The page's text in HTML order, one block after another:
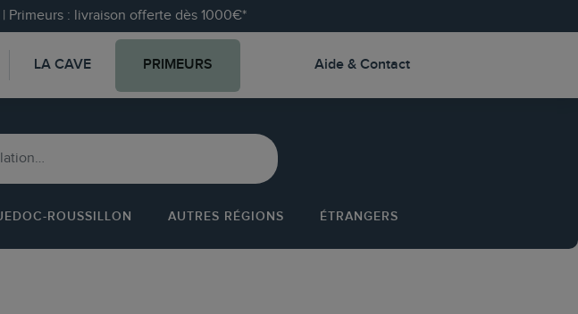
Primeurs : livraison offerte dès 1000€*
LA CAVE PRIMEURS Aide & Contact
ROUSSILLON AUTRES RÉGIONS ÉTRANGERS